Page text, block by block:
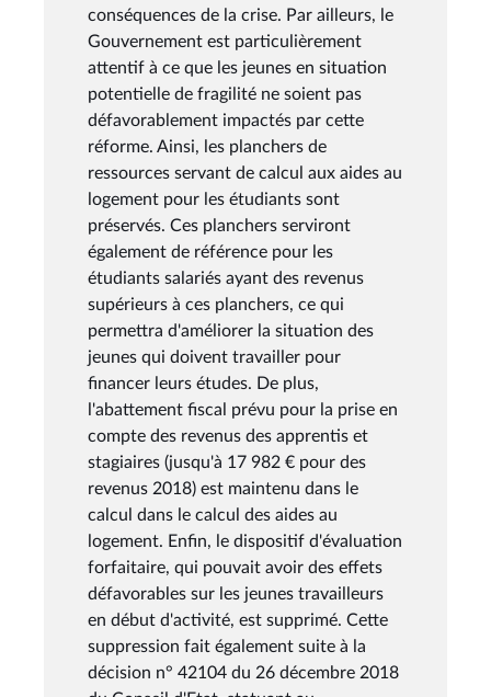
conséquences de la crise. Par ailleurs, le
Gouvernement est particulièrement
attentif à ce que les jeunes en situation
potentielle de fragilité ne soient pas
défavorablement impactés par cette
réforme. Ainsi, les planchers de
ressources servant de calcul aux aides au
logement pour les étudiants sont
préservés. Ces planchers serviront
également de référence pour les
étudiants salariés ayant des revenus
supérieurs à ces planchers, ce qui
permettra d'améliorer la situation des
jeunes qui doivent travailler pour
financer leurs études. De plus,
l'abattement fiscal prévu pour la prise en
compte des revenus des apprentis et
stagiaires (jusqu'à 17 982 € pour des
revenus 2018) est maintenu dans le
calcul dans le calcul des aides au
logement. Enfin, le dispositif d'évaluation
forfaitaire, qui pouvait avoir des effets
défavorables sur les jeunes travailleurs
en début d'activité, est supprimé. Cette
suppression fait également suite à la
décision n° 42104 du 26 décembre 2018